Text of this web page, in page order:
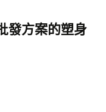
鍵
字:
發方案的塑身